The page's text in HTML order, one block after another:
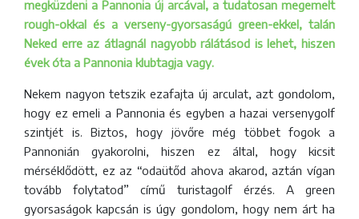
megküzdeni a Pannonia új arcával, a tudatosan megemelt
rough-okkal és a verseny-gyorsaságú green-ekkel, talán
Neked erre az átlagnál nagyobb rálátásod is lehet, hiszen
évek óta a Pannonia klubtagja vagy.
Nekem nagyon tetszik ezafajta új arculat, azt gondolom,
hogy ez emeli a Pannonia és egyben a hazai versenygolf
szintjét is. Biztos, hogy jövőre még többet fogok a
Pannonián gyakorolni, hiszen ez által, hogy kicsit
mérséklődött, ez az “odaütőd ahova akarod, aztán vígan
tovább folytatod” című turistagolf érzés. A green
gyorsaságok kapcsán is úgy gondolom, hogy nem árt ha